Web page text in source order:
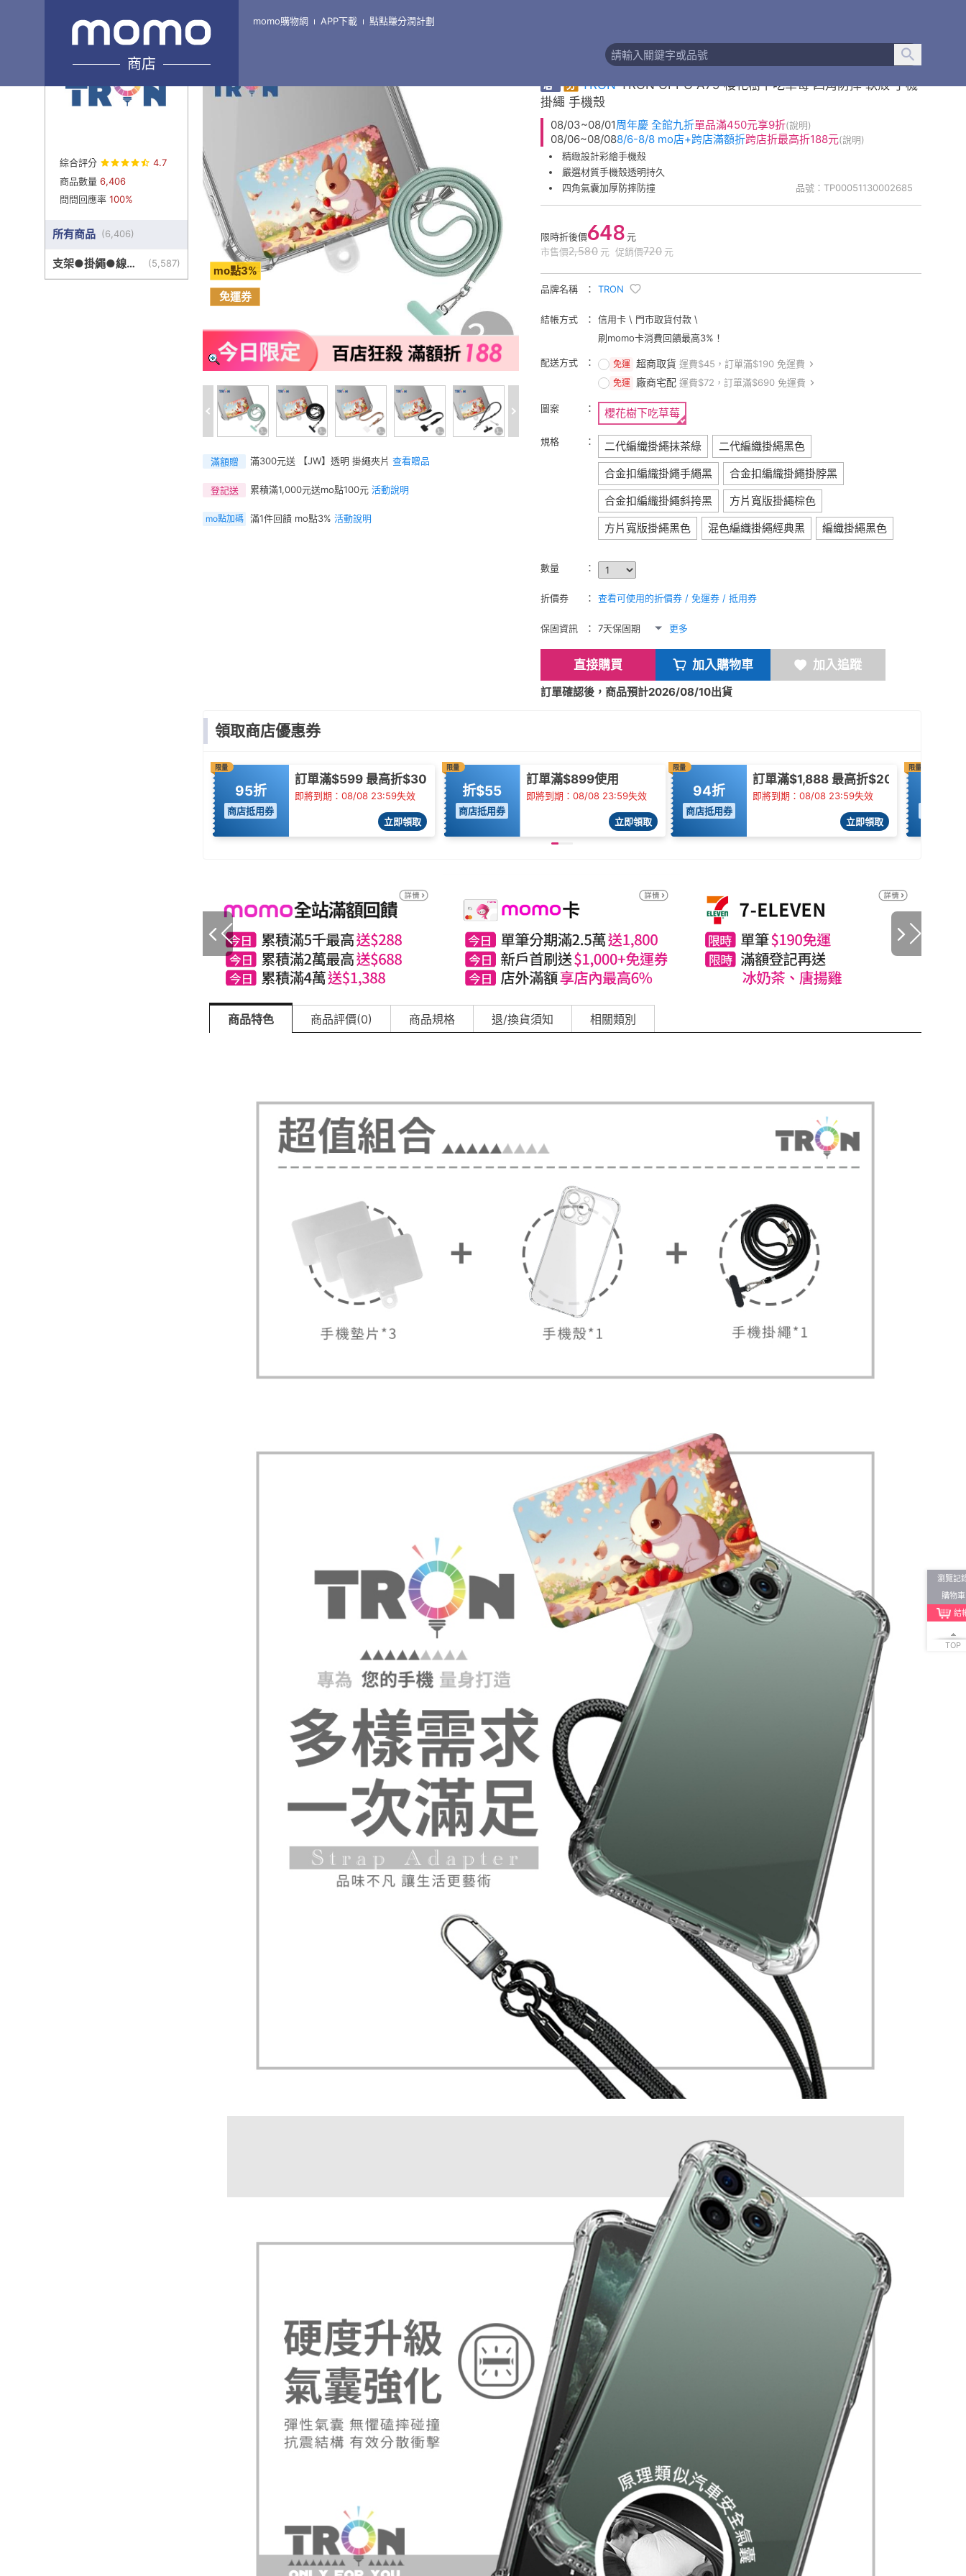
商店
momo購物網 APP下載 點點賺分潤計劃
綜合評分
4.7
商品數量 6,406
問問回應率 100%
所有商品 (6,406)
支架●掛繩●線盒
●其他周邊
(5,587)
mo點3%
免運券
滿額贈 滿300元送 【JW】透明 掛繩夾片 查看贈品
登記送 累積滿1,000元送mo點100元 活動說明
mo點加碼 滿1件回饋 mo點3% 活動說明
精緻彩繪掛繩手機殼
券 TRON TRON OPPO A79 櫻花樹下吃草莓 四角防摔 軟殼 手機
掛繩 手機殼
08/03~08/01周年慶 全館九折單品滿450元享9折(說明)
08/06~08/088/6-8/8 mo店+跨店滿額折跨店折最高折188元(說明)
品號：TP00051130002685
精緻設計彩繪手機殼
嚴選材質手機殼透明持久
四角氣囊加厚防摔防撞
限時折後價648 元
市售價2,580 元 促銷價720 元
品牌名稱 TRON
結帳方式
信用卡 \ 門市取貨付款 \
刷momo卡消費回饋最高3%！
配送方式 免運 超商取貨 運費$45，訂單滿$190 免運費
免運 廠商宅配 運費$72，訂單滿$690 免運費
圖案 櫻花樹下吃草莓
規格 二代編織掛繩抹茶綠
二代編織掛繩黑色
合金扣編織掛繩手繩黑
合金扣編織掛繩掛脖黑
合金扣編織掛繩斜挎黑
方片寬版掛繩棕色
方片寬版掛繩黑色
混色編織掛繩經典黑 編織掛繩黑色
數量
折價券 查看可使用的折價券 / 免運券 / 抵用券
保固資訊 7天保固期 更多
直接購買 加入購物車 加入追蹤
訂單確認後，商品預計2026/08/10出貨
領取商店優惠券
限量
95折
商店抵用券
訂單滿$599 最高折$30
即將到期：08/08 23:59失效
立即領取
限量
折$55
商店抵用券
訂單滿$899使用
即將到期：08/08 23:59失效
立即領取
限量
94折
商店抵用券
訂單滿$1,888 最高折$200
即將到期：08/08 23:59失效
立即領取
限量
商品特色 商品評價(0) 商品規格 退/換貨須知 相關類別
瀏覽記
購物車
結
TOP